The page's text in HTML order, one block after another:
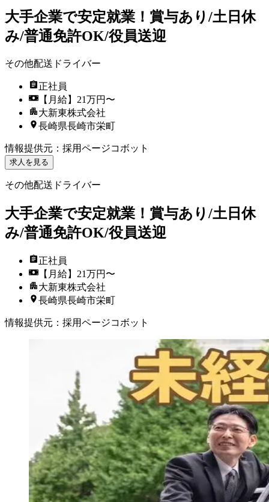
大手企業で安定就業！賞与あり/土日休
み/普通免許OK/役員送迎
その他配送ドライバー
正社員
【月給】21万円〜
大新東株式会社
長崎県長崎市栄町
情報提供元 ： 採用ページコボット
求人を見る
その他配送ドライバー
大手企業で安定就業！賞与あり/土日休
み/普通免許OK/役員送迎
正社員
【月給】21万円〜
大新東株式会社
長崎県長崎市栄町
情報提供元 ： 採用ページコボット